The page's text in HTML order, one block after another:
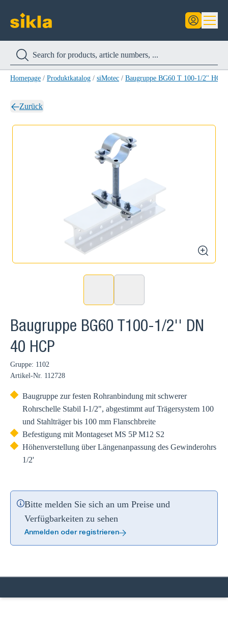
Homepage / Produktkatalog / siMotec / Baugruppe BG60 T 100-1/2'' HCP
Zurück
zoom
Baugruppe BG60 T100-1/2'' DN
40 HCP
Gruppe: 1102
Artikel-Nr. 112728
Baugruppe zur festen Rohranbindung mit schwerer
Rohrschelle Stabil I-1/2", abgestimmt auf Trägersystem 100
und Stahlträger bis 100 mm Flanschbreite
Befestigung mit Montageset MS 5P M12 S2
Höhenverstellung über Längenanpassung des Gewinderohrs
1/2'
Bitte melden Sie sich an um Preise und
Verfügbarkeiten zu sehen
Anmelden oder registrieren